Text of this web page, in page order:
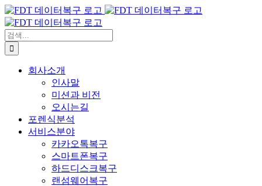
콘
텐
츠
로
건
검
색:
회사소개
인사말
미션과 비전
오시는길
포렌식분석
서비스분야
카카오톡복구
스마트폰복구
하드디스크복구
랜섬웨어복구